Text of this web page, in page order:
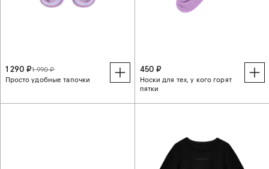
1 290 ₽1 990 ₽
Просто удобные тапочки
450 ₽
Носки для тех, у кого горят
пятки